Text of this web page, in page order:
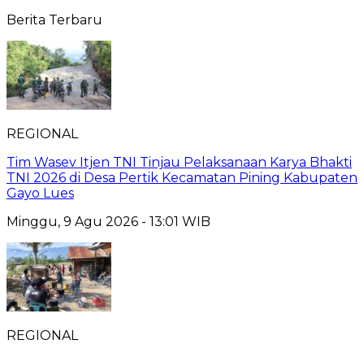
Berita Terbaru
REGIONAL
Tim Wasev Itjen TNI Tinjau Pelaksanaan Karya Bhakti
TNI 2026 di Desa Pertik Kecamatan Pining Kabupaten
Gayo Lues
Minggu, 9 Agu 2026 - 13:01 WIB
REGIONAL